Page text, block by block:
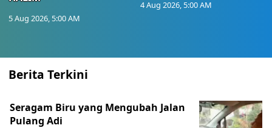
5 Aug 2026, 5:00 AM
4 Aug 2026, 5:00 AM
Berita Terkini
Seragam Biru yang Mengubah Jalan
Pulang Adi